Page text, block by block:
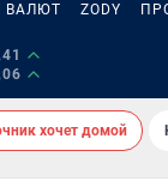
ВАЛЮТ ZODY
хочет домой